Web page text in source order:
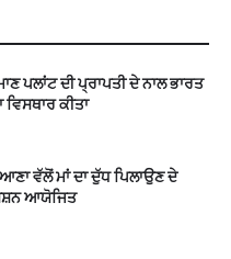
ਪਲਾਂਟ ਦੀ ਪ੍ਰਾਪਤੀ ਦੇ ਨਾਲ ਭਾਰਤ
ਕੀਤਾ
ਵੱਲੋਂ ਮਾਂ ਦਾ ਦੁੱਧ ਪਿਲਾਉਣ ਦੇ
ਆਯੋਜਿਤ